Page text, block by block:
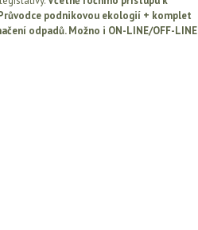
podnikovou ekologií + komplet
odpadů. Možno i ON-LINE/OFF-LINE